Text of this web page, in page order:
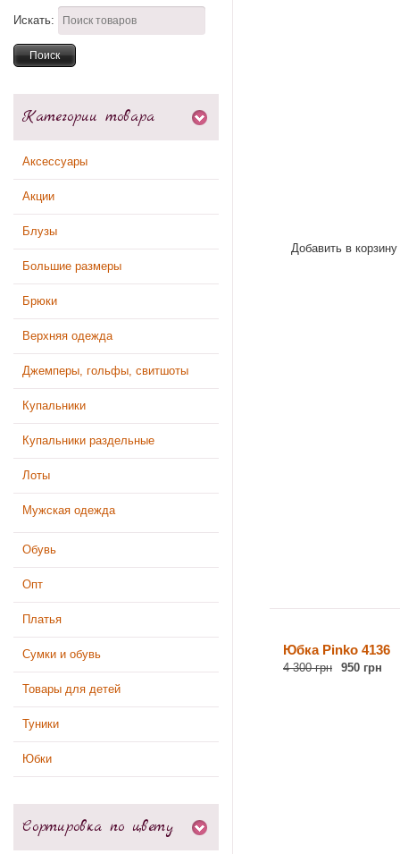
Искать:
Категории товара
Аксессуары
Акции
Блузы
Большие размеры
Брюки
Верхняя одежда
Джемперы, гольфы, свитшоты
Купальники
Купальники раздельные
Лоты
Мужская одежда
Обувь
Опт
Платья
Сумки и обувь
Товары для детей
Туники
Юбки
Сортировка по цвету
Добавить в корзину
Юбка Pinko 4136
4 300 грн 950 грн